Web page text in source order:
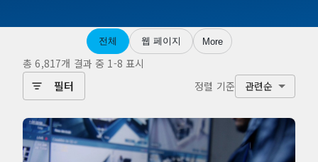
전체 웹 페이지 More
총 6,817개 결과 중 1-8 표시
필터 정렬 기준 관련순